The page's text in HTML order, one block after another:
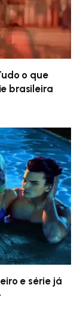
o que
brasileira
e série já